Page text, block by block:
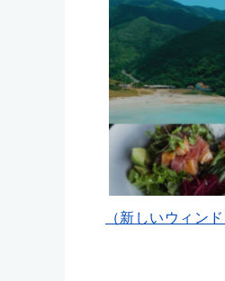
（新しいウィン